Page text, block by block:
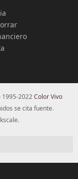
1995-2022Color Vivo
se cita fuente.